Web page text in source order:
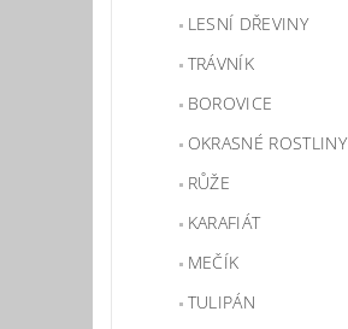
LESNÍ DŘEVINY
TRÁVNÍK
BOROVICE
OKRASNÉ ROSTLINY
RŮŽE
KARAFIÁT
MEČÍK
TULIPÁN